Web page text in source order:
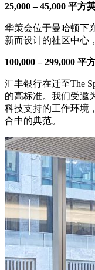
25,000 – 45,000 平方
华策会位于曼哈顿下
新而设计的社区中心
100,000 – 299,000 平
汇丰银行在迁至The
的高标准。我们受邀
科技支持的工作环境
合中的典范。